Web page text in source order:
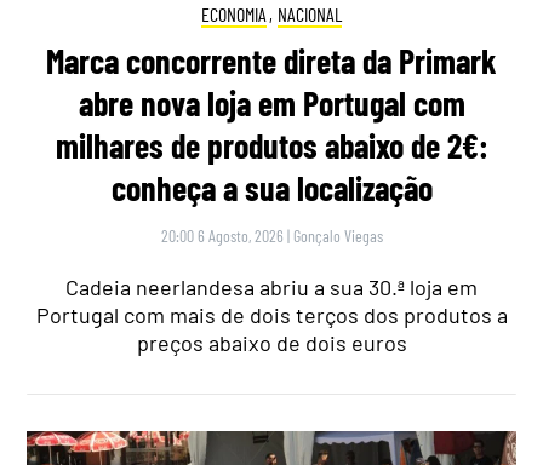
ECONOMIA , NACIONAL
Marca concorrente direta da Primark
abre nova loja em Portugal com
milhares de produtos abaixo de 2€:
conheça a sua localização
20:00 6 Agosto, 2026 | Gonçalo Viegas
Cadeia neerlandesa abriu a sua 30.ª loja em
Portugal com mais de dois terços dos produtos a
preços abaixo de dois euros